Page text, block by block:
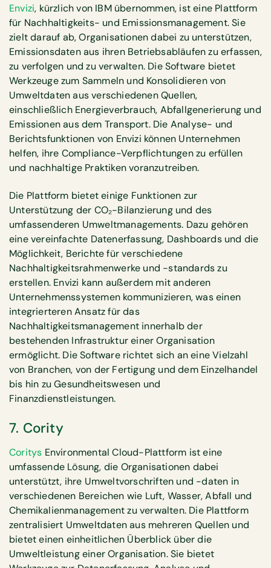
Envizi, kürzlich von IBM übernommen, ist eine Plattform
für Nachhaltigkeits- und Emissionsmanagement. Sie
zielt darauf ab, Organisationen dabei zu unterstützen,
Emissionsdaten aus ihren Betriebsabläufen zu erfassen,
zu verfolgen und zu verwalten. Die Software bietet
Werkzeuge zum Sammeln und Konsolidieren von
Umweltdaten aus verschiedenen Quellen,
einschließlich Energieverbrauch, Abfallgenerierung und
Emissionen aus dem Transport. Die Analyse- und
Berichtsfunktionen von Envizi können Unternehmen
helfen, ihre Compliance-Verpflichtungen zu erfüllen
und nachhaltige Praktiken voranzutreiben.
Die Plattform bietet einige Funktionen zur
Unterstützung der CO₂-Bilanzierung und des
umfassenderen Umweltmanagements. Dazu gehören
eine vereinfachte Datenerfassung, Dashboards und die
Möglichkeit, Berichte für verschiedene
Nachhaltigkeitsrahmenwerke und -standards zu
erstellen. Envizi kann außerdem mit anderen
Unternehmenssystemen kommunizieren, was einen
integrierteren Ansatz für das
Nachhaltigkeitsmanagement innerhalb der
bestehenden Infrastruktur einer Organisation
ermöglicht. Die Software richtet sich an eine Vielzahl
von Branchen, von der Fertigung und dem Einzelhandel
bis hin zu Gesundheitswesen und
Finanzdienstleistungen.
7. Cority
Coritys Environmental Cloud-Plattform ist eine
umfassende Lösung, die Organisationen dabei
unterstützt, ihre Umweltvorschriften und -daten in
verschiedenen Bereichen wie Luft, Wasser, Abfall und
Chemikalienmanagement zu verwalten. Die Plattform
zentralisiert Umweltdaten aus mehreren Quellen und
bietet einen einheitlichen Überblick über die
Umweltleistung einer Organisation. Sie bietet